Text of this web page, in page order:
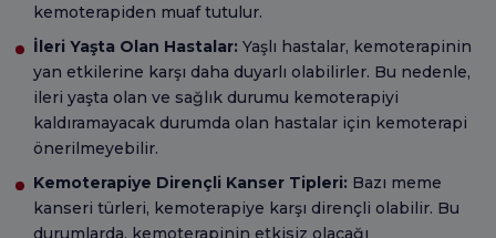
kemoterapiden muaf tutulur.
İleri Yaşta Olan Hastalar: Yaşlı hastalar, kemoterapinin
yan etkilerine karşı daha duyarlı olabilirler. Bu nedenle,
ileri yaşta olan ve sağlık durumu kemoterapiyi
kaldıramayacak durumda olan hastalar için kemoterapi
önerilmeyebilir.
Kemoterapiye Dirençli Kanser Tipleri: Bazı meme
kanseri türleri, kemoterapiye karşı dirençli olabilir. Bu
durumlarda, kemoterapinin etkisiz olacağı